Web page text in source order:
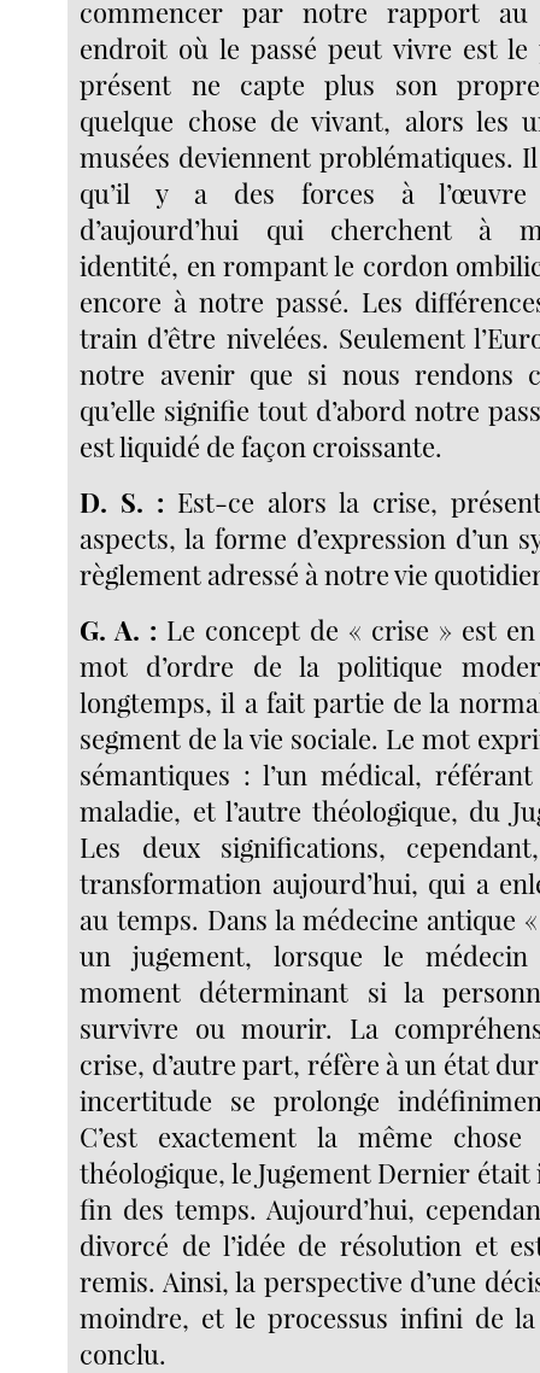
commencer par notre rapport au
endroit où le passé peut vivre est
présent ne capte plus son
quelque chose de vivant, alors les
musées deviennent problématiques.
qu’il y a des forces à l’œuvre
d’aujourd’hui qui cherchent à
identité, en rompant le cordon
encore à notre passé. Les
train d’être nivelées. Seulement
notre avenir que si nous rendons
qu’elle signifie tout d’abord notre
est liquidé de façon croissante.
D. S. : Est-ce alors la crise,
aspects, la forme d’expression d’un
règlement adressé à notre vie
G. A. : Le concept de « crise » est
mot d’ordre de la politique
longtemps, il a fait partie de la
segment de la vie sociale. Le mot
sémantiques : l’un médical,
maladie, et l’autre théologique, du
Les deux significations,
transformation aujourd’hui, qui a
au temps. Dans la médecine antique
un jugement, lorsque le
moment déterminant si la
survivre ou mourir. La
crise, d’autre part, réfère à un état
incertitude se prolonge
C’est exactement la même
théologique, le Jugement Dernier était
fin des temps. Aujourd’hui,
divorcé de l’idée de résolution et
remis. Ainsi, la perspective d’une
moindre, et le processus infini de
conclu.